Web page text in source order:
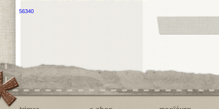
56340